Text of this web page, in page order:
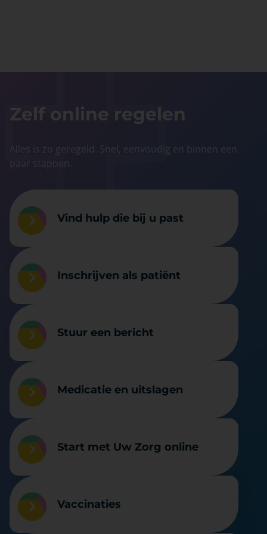
Zelf online regelen
Alles is zo geregeld. Snel, eenvoudig en binnen een
paar stappen.
Vind hulp die bij u past
Inschrijven als patiënt
Stuur een bericht
Medicatie en uitslagen
Start met Uw Zorg online
Vaccinaties